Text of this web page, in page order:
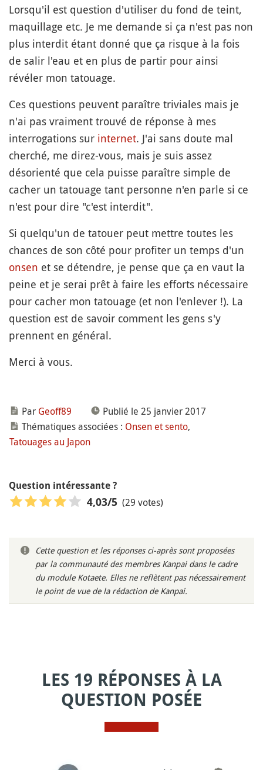
Lorsqu'il est question d'utiliser du fond de teint,
maquillage etc. Je me demande si ça n'est pas non
plus interdit étant donné que ça risque à la fois
de salir l'eau et en plus de partir pour ainsi
révéler mon tatouage.
Ces questions peuvent paraître triviales mais je
n'ai pas vraiment trouvé de réponse à mes
interrogations sur internet. J'ai sans doute mal
cherché, me direz-vous, mais je suis assez
désorienté que cela puisse paraître simple de
cacher un tatouage tant personne n'en parle si ce
n'est pour dire "c'est interdit".
Si quelqu'un de tatouer peut mettre toutes les
chances de son côté pour profiter un temps d'un
onsen et se détendre, je pense que ça en vaut la
peine et je serai prêt à faire les efforts nécessaire
pour cacher mon tatouage (et non l'enlever !). La
question est de savoir comment les gens s'y
prennent en général.
Merci à vous.
Par Geoff89
Publié le 25 janvier 2017
Thématiques associées : Onsen et sento,
Tatouages au Japon
Question intéressante ?
4,03/5 (29 votes)
Cette question et les réponses ci-après sont proposées
par la communauté des membres Kanpai dans le cadre
du module Kotaete. Elles ne reflètent pas nécessairement
le point de vue de la rédaction de Kanpai.
LES 19 RÉPONSES À LA
QUESTION POSÉE